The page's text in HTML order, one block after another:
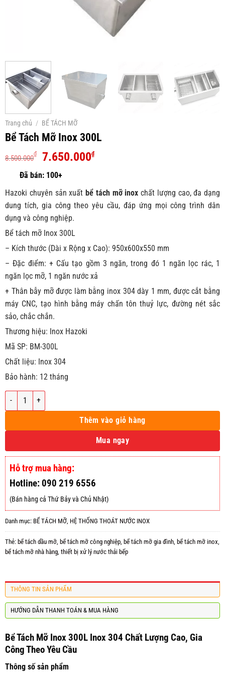
Trang chủ / BỂ TÁCH MỠ
Bể Tách Mỡ Inox 300L
8.500.000₫
Giá
gốc
là:
8.500.000₫.
7.650.000₫Giá
là:
7.650.000₫.
Hazoki chuyên sản xuất bể tách mỡ inox chất lượng cao, đa dạng
dung tích, gia công theo yêu cầu, đáp ứng mọi công trình dân
dụng và công nghiệp.
Bể tách mỡ Inox 300L
– Kích thước (Dài x Rộng x Cao): 950x600x550 mm
– Đặc điểm: + Cấu tạo gồm 3 ngăn, trong đó 1 ngăn lọc rác, 1
ngăn lọc mỡ, 1 ngăn nước xả
+ Thân bẫy mỡ được làm bằng inox 304 dày 1 mm, được cắt bằng
máy CNC, tạo hình bằng máy chấn tôn thuỷ lực, đường nét sắc
sảo, chắc chắn.
Thương hiệu: Inox Hazoki
Mã SP: BM-300L
Chất liệu: Inox 304
Bảo hành: 12 tháng
Bể Tách Mỡ Inox 300L số lượng
Thêm vào giỏ hàng
Mua ngay
Hỗ trợ mua hàng:
Hotline: 090 219 6556
(Bán hàng cả Thứ Bảy và Chủ Nhật)
Danh mục: BỂ TÁCH MỠ HỆ THỐNG THOÁT NƯỚC INOX
Thẻ: bể tách dầu mỡ bể tách mỡ công nghiệp bể tách mỡ gia đình bể tách mỡ inox
bể tách mỡ nhà hàng thiết bị xử lý nước thải bếp
THÔNG TIN SẢN PHẨM
HƯỚNG DẪN THANH TOÁN & MUA HÀNG
Bể Tách Mỡ Inox 300L Inox 304 Chất Lượng Cao, Gia
Công Theo Yêu Cầu
Thông số sản phẩm